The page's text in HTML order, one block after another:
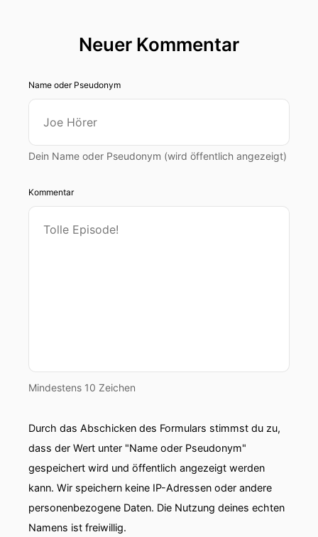
Neuer Kommentar
Name oder Pseudonym
Dein Name oder Pseudonym (wird öffentlich angezeigt)
Kommentar
Mindestens 10 Zeichen
Durch das Abschicken des Formulars stimmst du zu,
dass der Wert unter "Name oder Pseudonym"
gespeichert wird und öffentlich angezeigt werden
kann. Wir speichern keine IP-Adressen oder andere
personenbezogene Daten. Die Nutzung deines echten
Namens ist freiwillig.